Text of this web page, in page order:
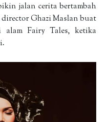
jalan cerita bertambah
Ghazi Maslan buat
alam Fairy Tales, ketika